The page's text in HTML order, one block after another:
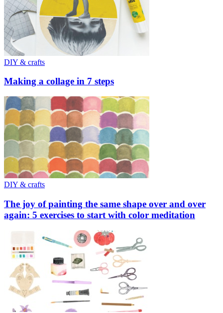
DIY & crafts
Making a collage in 7 steps
DIY & crafts
The joy of painting the same shape over and over
again: 5 exercises to start with color meditation